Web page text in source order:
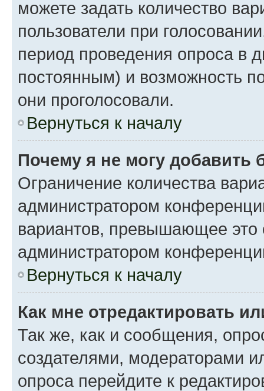
можете задать количество
пользователи при
период проведения опроса в
постоянным) и возможность
они проголосовали.
Вернуться к началу
Почему я не могу добавить
Ограничение количества
администратором
вариантов, превышающее это
администратором
Вернуться к началу
Как мне отредактировать
Так же, как и сообщения,
создателями, модераторами
опроса перейдите к